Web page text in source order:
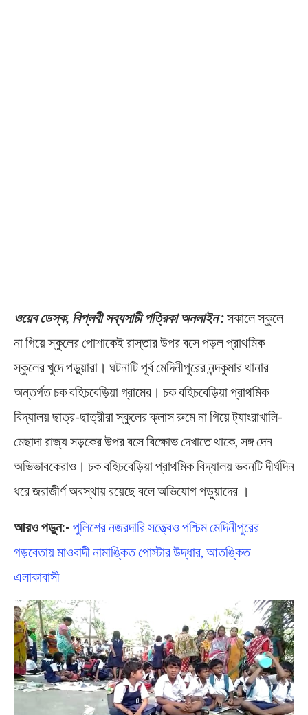
ওয়েব ডেস্ক, বিপ্লবী সব্যসাচী পত্রিকা অনলাইন :সকালে স্কুলে
না গিয়ে স্কুলের পোশাকেই রাস্তার উপর বসে পড়ল প্রাথমিক
স্কুলের খুদে পড়ুয়ারা। ঘটনাটি পূর্ব মেদিনীপুরের নন্দকুমার থানার
অন্তর্গত চক বহিচবেড়িয়া গ্রামের। চক বহিচবেড়িয়া প্রাথমিক
বিদ্যালয় ছাত্র-ছাত্রীরা স্কুলের ক্লাস রুমে না গিয়ে ট্যাংরাখালি-
মেছাদা রাজ্য সড়কের উপর বসে বিক্ষোভ দেখাতে থাকে, সঙ্গ দেন
অভিভাবকেরাও। চক বহিচবেড়িয়া প্রাথমিক বিদ্যালয় ভবনটি দীর্ঘদিন
ধরে জরাজীর্ণ অবস্থায় রয়েছে বলে অভিযোগ পড়ুয়াদের ।
আরও পড়ুন:- পুলিশের নজরদারি সত্ত্বেও পশ্চিম মেদিনীপুরের
গড়বেতায় মাওবাদী নামাঙ্কিত পোস্টার উদ্ধার, আতঙ্কিত
এলাকাবাসী